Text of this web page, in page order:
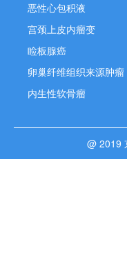
恶性心包积液
宫颈上皮内瘤变
睑板腺癌
卵巢纤维组织来源肿瘤
内生性软骨瘤
@ 2019